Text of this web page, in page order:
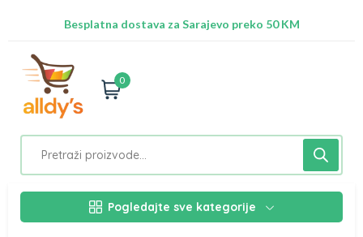
Besplatna dostava za Sarajevo preko 50 KM
0
Pogledajte sve kategorije